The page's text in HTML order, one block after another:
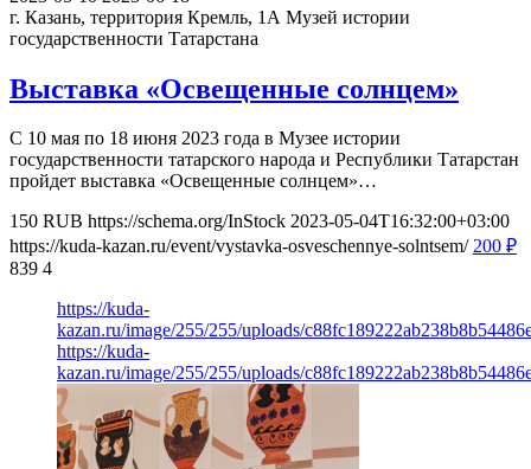
г. Казань, территория Кремль, 1А Музей истории
государственности Татарстана
Выставка «Освещенные солнцем»
С 10 мая по 18 июня 2023 года в Музее истории
государственности татарского народа и Республики Татарстан
пройдет выставка «Освещенные солнцем»…
150 RUB https://schema.org/InStock 2023-05-04T16:32:00+03:00
https://kuda-kazan.ru/event/vystavka-osveschennye-solntsem/ 200 ₽
839 4
https://kuda-
kazan.ru/image/255/255/uploads/
https://kuda-
kazan.ru/image/255/255/uploads/